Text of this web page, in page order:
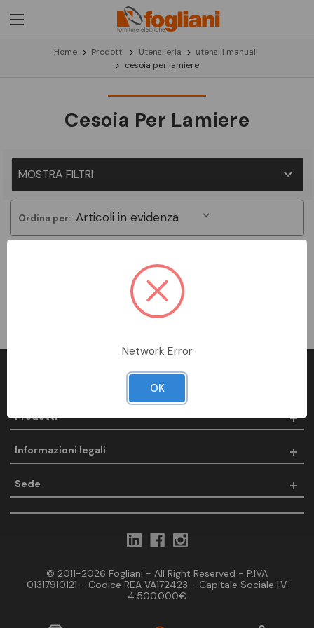
Home Prodotti Utensileria
utensili manuali
cesoia per lamiere
Cesoia Per Lamiere
MOSTRA FILTRI
Ordina per:
Non ci sono prodotti in questa categoria.
Prodotti
Informazioni legali
Sede
© 2011-2026 Fogliani - All Right Reserved - P.IVA
01317910121 - Codice REA VA172423 - Capitale Sociale I.V.
4.500.000€
Network Error
OK